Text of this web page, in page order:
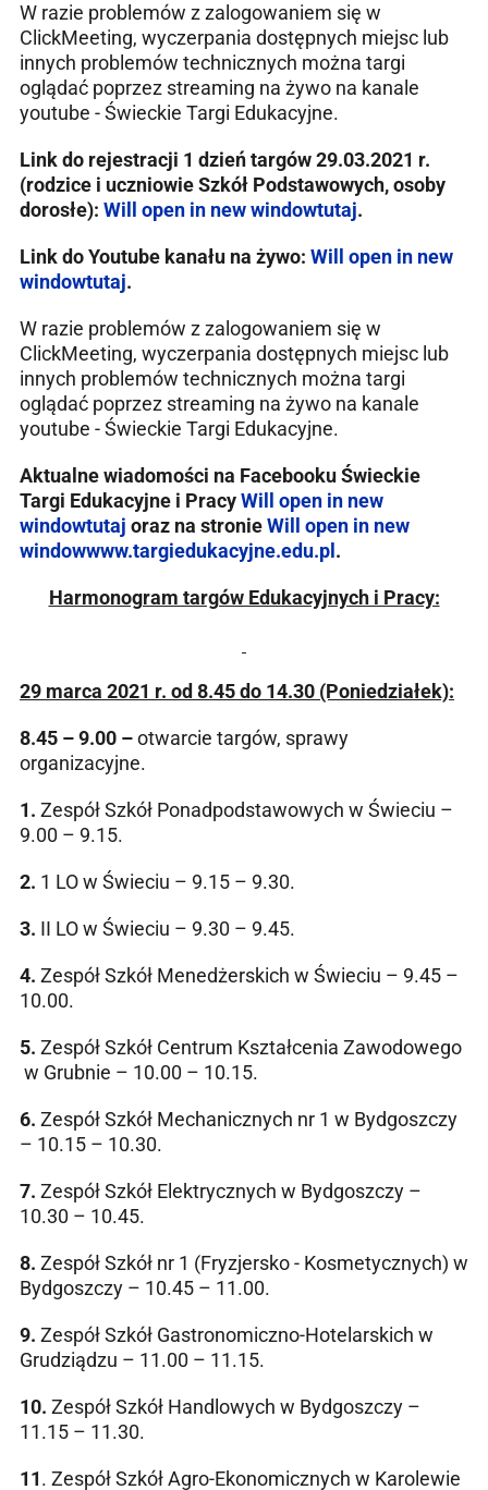
W razie problemów z zalogowaniem się w
ClickMeeting, wyczerpania dostępnych miejsc lub
innych problemów technicznych można targi
oglądać poprzez streaming na żywo na kanale
youtube - Świeckie Targi Edukacyjne.
Link do rejestracji 1 dzień targów 29.03.2021 r.
(rodzice i uczniowie Szkół Podstawowych, osoby
dorosłe): Will open in new windowtutaj.
Link do Youtube kanału na żywo: Will open in new
windowtutaj.
W razie problemów z zalogowaniem się w
ClickMeeting, wyczerpania dostępnych miejsc lub
innych problemów technicznych można targi
oglądać poprzez streaming na żywo na kanale
youtube - Świeckie Targi Edukacyjne.
Aktualne wiadomości na Facebooku Świeckie
Targi Edukacyjne i PracyWill open in new
windowtutaj oraz na stronieWill open in new
windowwww.targiedukacyjne.edu.pl .
Harmonogram targów Edukacyjnych i Pracy:
29 marca 2021 r. od 8.45 do 14.30 (Poniedziałek):
8.45 – 9.00 –otwarcie targów, sprawy
organizacyjne.
1. Zespół Szkół Ponadpodstawowych w Świeciu –
9.00 – 9.15.
2. 1 LO w Świeciu – 9.15 – 9.30.
3. II LO w Świeciu – 9.30 – 9.45.
4. Zespół Szkół Menedżerskich w Świeciu – 9.45 –
10.00.
5. Zespół Szkół Centrum Kształcenia Zawodowego
w Grubnie – 10.00 – 10.15.
6. Zespół Szkół Mechanicznych nr 1 w Bydgoszczy
– 10.15 – 10.30.
7. Zespół Szkół Elektrycznych w Bydgoszczy –
10.30 – 10.45.
8. Zespół Szkół nr 1 (Fryzjersko - Kosmetycznych) w
Bydgoszczy – 10.45 – 11.00.
9. Zespół Szkół Gastronomiczno-Hotelarskich w
Grudziądzu – 11.00 – 11.15.
10. Zespół Szkół Handlowych w Bydgoszczy –
11.15 – 11.30.
11. Zespół Szkół Agro-Ekonomicznych w Karolewie